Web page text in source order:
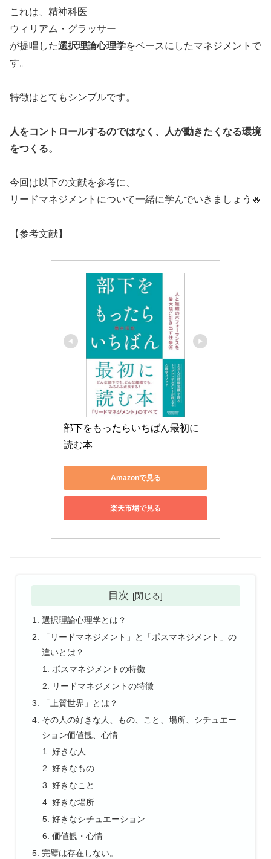
これは、精神科医
ウィリアム・グラッサー
が提唱した選択理論心理学をベースにしたマネジメントで
す。
特徴はとてもシンプルです。
人をコントロールするのではなく、人が動きたくなる環境
をつくる。
今回は以下の文献を参考に、
リードマネジメントについて一緒に学んでいきましょう🔥
【参考文献】
部下をもったらいちばん最初に
読む本
Amazonで見る
楽天市場で見る
目次
選択理論心理学とは？
「リードマネジメント」と「ボスマネジメント」の
違いとは？
ボスマネジメントの特徴
リードマネジメントの特徴
「上質世界」とは？
その人の好きな人、もの、こと、場所、シチュエー
ション価値観、心情
好きな人
好きなもの
好きなこと
好きな場所
好きなシチュエーション
価値観・心情
完璧は存在しない。